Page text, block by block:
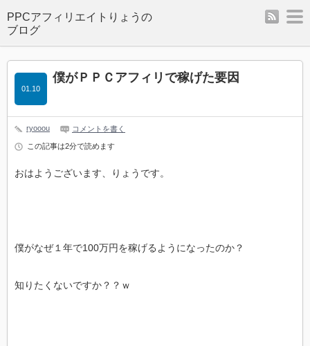
rss
僕がＰＰＣアフィリで稼げた要因
01.10
ryooou コメントを書く
この記事は2分で読めます
おはようございます、りょうです。
僕がなぜ１年で100万円を稼げるようになったのか？
知りたくないですか？？ｗ